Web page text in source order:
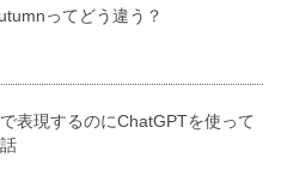
ってどう違う？
表現するのにChatGPTを使って